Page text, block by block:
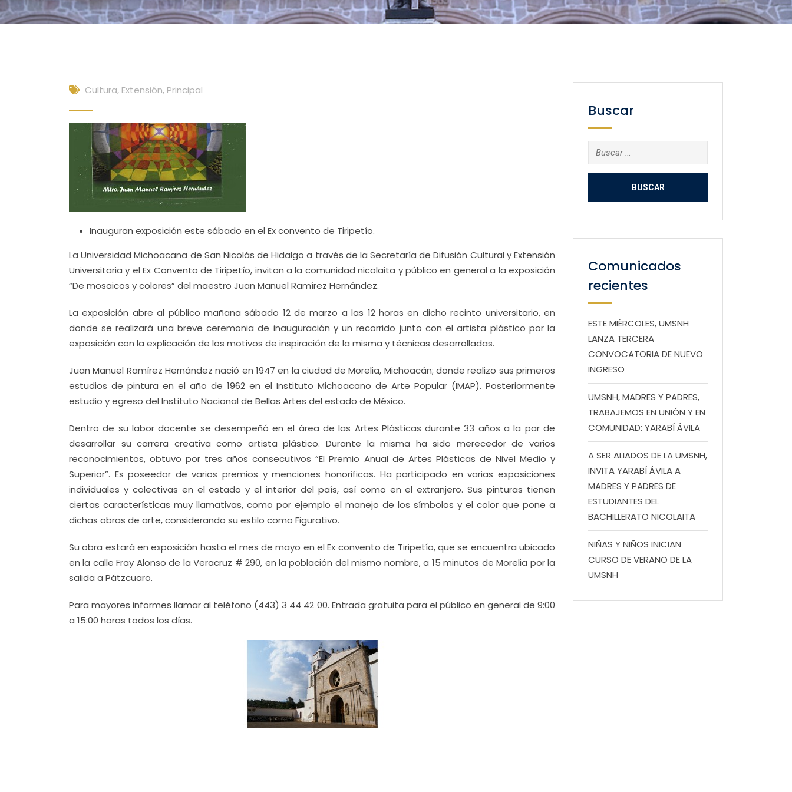
Cultura, Extensión, Principal
Inauguran exposición este sábado en el Ex convento de Tiripetío.
La Universidad Michoacana de San Nicolás de Hidalgo a través de la Secretaría de Difusión Cultural y Extensión
Universitaria y el Ex Convento de Tiripetío, invitan a la comunidad nicolaita y público en general a la exposición
“De mosaicos y colores” del maestro Juan Manuel Ramírez Hernández.
La exposición abre al público mañana sábado 12 de marzo a las 12 horas en dicho recinto universitario, en
donde se realizará una breve ceremonia de inauguración y un recorrido junto con el artista plástico por la
exposición con la explicación de los motivos de inspiración de la misma y técnicas desarrolladas.
Juan Manuel Ramírez Hernández nació en 1947 en la ciudad de Morelia, Michoacán; donde realizo sus primeros
estudios de pintura en el año de 1962 en el Instituto Michoacano de Arte Popular (IMAP). Posteriormente
estudio y egreso del Instituto Nacional de Bellas Artes del estado de México.
Dentro de su labor docente se desempeñó en el área de las Artes Plásticas durante 33 años a la par de
desarrollar su carrera creativa como artista plástico. Durante la misma ha sido merecedor de varios
reconocimientos, obtuvo por tres años consecutivos “El Premio Anual de Artes Plásticas de Nivel Medio y
Superior”. Es poseedor de varios premios y menciones honorificas. Ha participado en varias exposiciones
individuales y colectivas en el estado y el interior del país, así como en el extranjero. Sus pinturas tienen
ciertas características muy llamativas, como por ejemplo el manejo de los símbolos y el color que pone a
dichas obras de arte, considerando su estilo como Figurativo.
Su obra estará en exposición hasta el mes de mayo en el Ex convento de Tiripetío, que se encuentra ubicado
en la calle Fray Alonso de la Veracruz # 290, en la población del mismo nombre, a 15 minutos de Morelia por la
salida a Pátzcuaro.
Para mayores informes llamar al teléfono (443) 3 44 42 00. Entrada gratuita para el público en general de 9:00
a 15:00 horas todos los días.
Buscar
Buscar:
Comunicados
recientes
ESTE MIÉRCOLES, UMSNH
LANZA TERCERA
CONVOCATORIA DE NUEVO
INGRESO
UMSNH, MADRES Y PADRES,
TRABAJEMOS EN UNIÓN Y EN
COMUNIDAD: YARABÍ ÁVILA
A SER ALIADOS DE LA UMSNH,
INVITA YARABÍ ÁVILA A
MADRES Y PADRES DE
ESTUDIANTES DEL
BACHILLERATO NICOLAITA
NIÑAS Y NIÑOS INICIAN
CURSO DE VERANO DE LA
UMSNH